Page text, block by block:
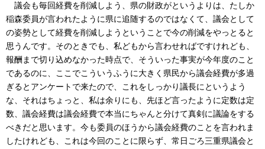
議会も毎回経費を削減しよう、県の財政がというよりは、たしか
稲森委員が言われたように県に追随するのではなくて、議会として
の姿勢として経費を削減しようということで今の削減をやっとると
思うんです。そのときでも、私どもから言わせればですけれども、
報酬まで切り込めなかった時点で、そういった事実が今年度のこと
であるのに、ここでこういうふうに大きく県民から議会経費が多過
ぎるとアンケートで来たので、これをしっかり議長にというよう
な、それはちょっと、私は余りにも、先ほど言ったように定数は定
数、議会経費は議会経費で本当にちゃんと分けて真剣に議論をする
べきだと思います。今も委員のほうから議会経費のことを言われま
したけれども、これは今回のことに限らず、常日ごろ三重県議会と